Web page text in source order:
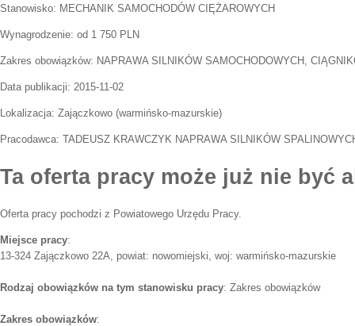
Stanowisko: MECHANIK SAMOCHODÓW CIĘŻAROWYCH
Wynagrodzenie: od 1 750 PLN
Zakres obowiązków: NAPRAWA SILNIKÓW SAMOCHODOWYCH,
Data publikacji: 2015-11-02
Lokalizacja: Zajączkowo (warmińsko-mazurskie)
Pracodawca: TADEUSZ KRAWCZYK NAPRAWA SILNIKÓW
Ta oferta pracy może już nie być
Oferta pracy pochodzi z Powiatowego Urzędu Pracy.
Miejsce pracy:
13-324 Zajączkowo 22A, powiat: nowomiejski, woj: warmińsko-mazurskie
Rodzaj obowiązków na tym stanowisku pracy: Zakres obowiązków
Zakres obowiązków: